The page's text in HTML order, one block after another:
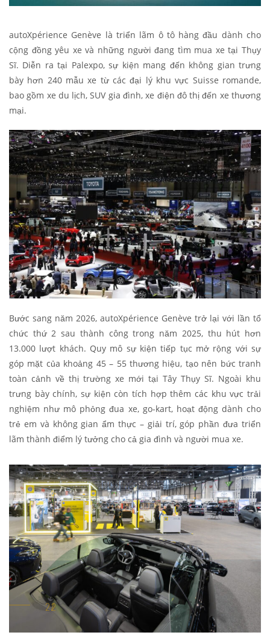
autoXpérience Genève là triển lãm ô tô hàng đầu dành cho
cộng đồng yêu xe và những người đang tìm mua xe tại Thụy
Sĩ. Diễn ra tại Palexpo, sự kiện mang đến không gian trưng
bày hơn 240 mẫu xe từ các đại lý khu vực Suisse romande,
bao gồm xe du lịch, SUV gia đình, xe điện đô thị đến xe thương
mại.
Bước sang năm 2026, autoXpérience Genève trở lại với lần tổ
chức thứ 2 sau thành công trong năm 2025, thu hút hơn
13.000 lượt khách. Quy mô sự kiện tiếp tục mở rộng với sự
góp mặt của khoảng 45 – 55 thương hiệu, tạo nên bức tranh
toàn cảnh về thị trường xe mới tại Tây Thụy Sĩ. Ngoài khu
trưng bày chính, sự kiện còn tích hợp thêm các khu vực trải
nghiệm như mô phỏng đua xe, go-kart, hoạt động dành cho
trẻ em và không gian ẩm thực – giải trí, góp phần đưa triển
lãm thành điểm lý tưởng cho cả gia đình và người mua xe.